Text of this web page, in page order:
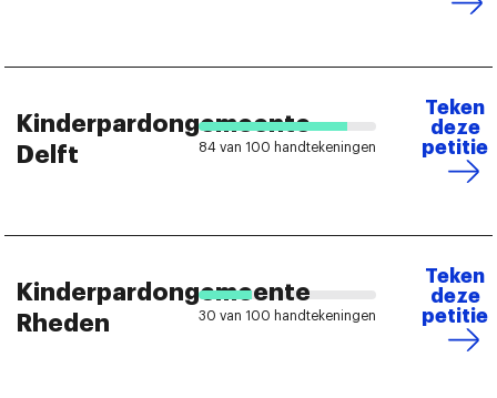
Kinderpardongemeente
Delft
84 van 100 handtekeningen
Teken
deze
petitie
Kinderpardongemeente
Rheden
30 van 100 handtekeningen
Teken
deze
petitie